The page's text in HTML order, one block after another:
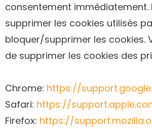
consentement
supprimer les cookies utilisés
bloquer/supprimer les cookies.
de supprimer les cookies des
Chrome: https://
Safari: https://
Firefox: https://